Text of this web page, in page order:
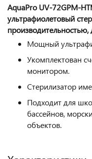
AquaPro UV-72GPM-
ультрафиолетовый
Мощный
Укомплектован
монитором.
Стерилизатор
Подходит для
бассейнов,
объектов.